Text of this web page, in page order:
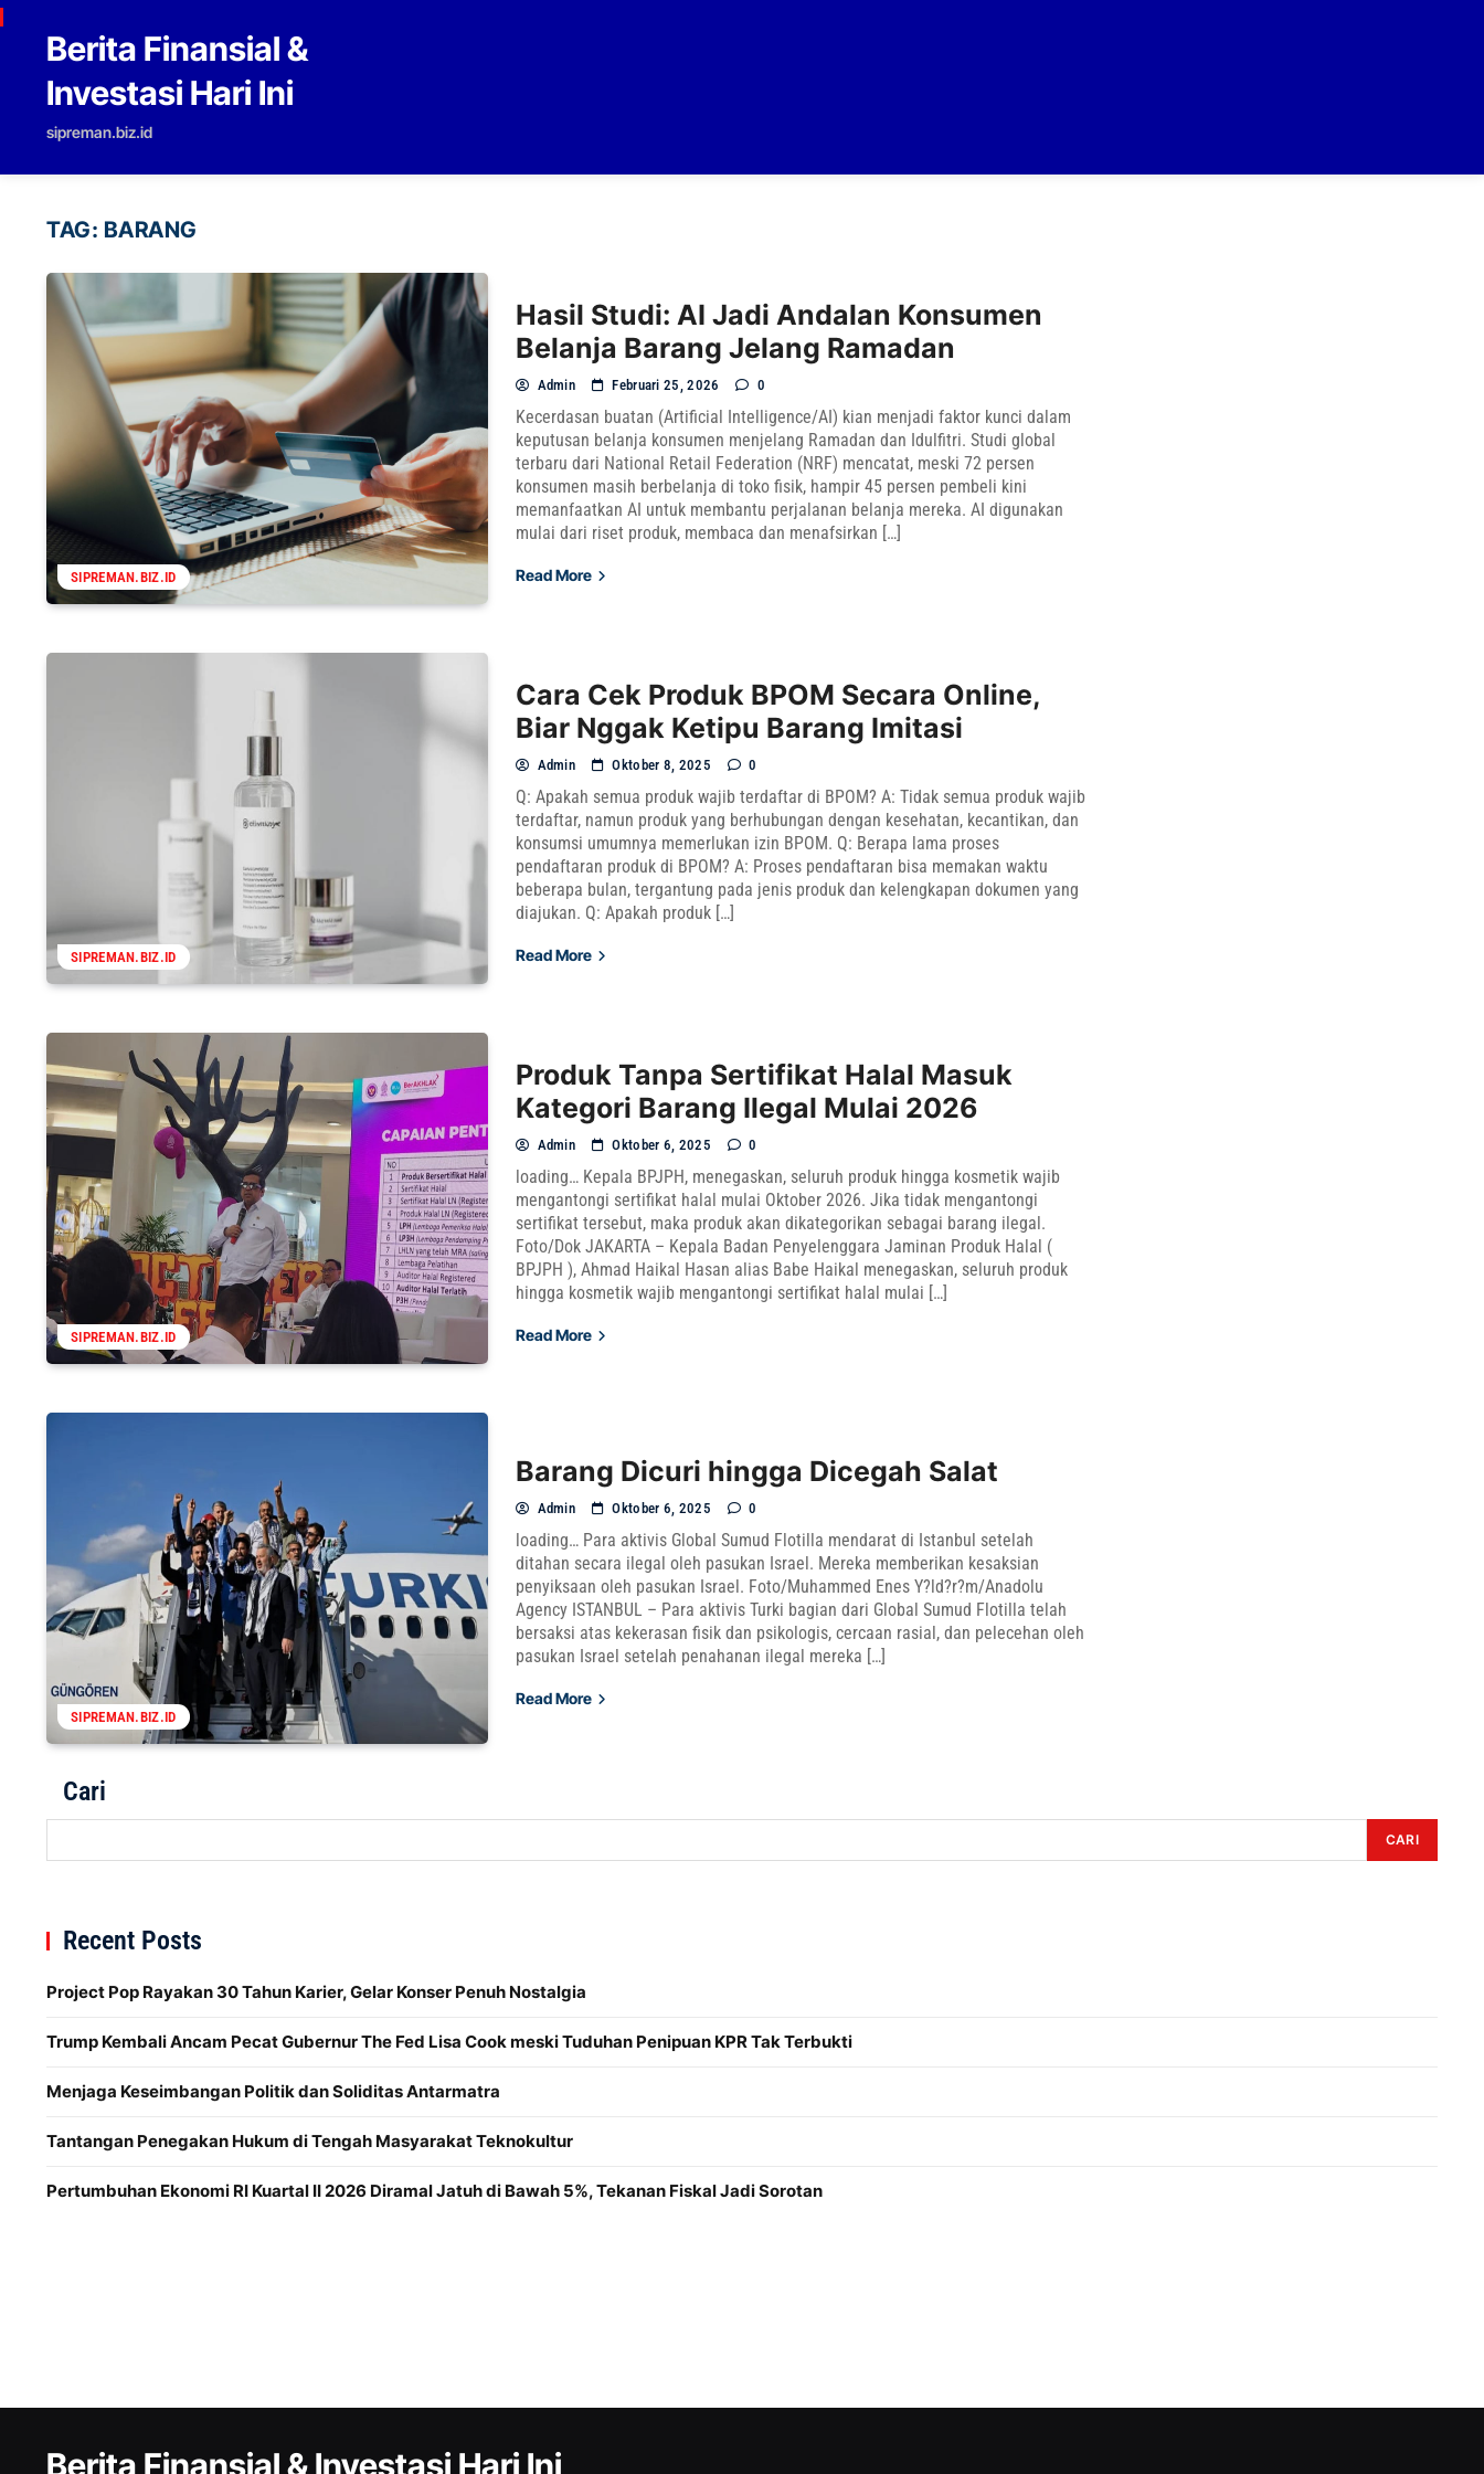
Skip to content
Berita Finansial &
Investasi Hari Ini
sipreman.biz.id
TAG: BARANG
SIPREMAN.BIZ.ID
Hasil Studi: AI Jadi Andalan Konsumen
Belanja Barang Jelang Ramadan
Admin Februari 25, 2026 0
Kecerdasan buatan (Artificial Intelligence/AI) kian menjadi faktor kunci dalam
keputusan belanja konsumen menjelang Ramadan dan Idulfitri. Studi global
terbaru dari National Retail Federation (NRF) mencatat, meski 72 persen
konsumen masih berbelanja di toko fisik, hampir 45 persen pembeli kini
memanfaatkan AI untuk membantu perjalanan belanja mereka. AI digunakan
mulai dari riset produk, membaca dan menafsirkan […]
Read More
SIPREMAN.BIZ.ID
Cara Cek Produk BPOM Secara Online,
Biar Nggak Ketipu Barang Imitasi
Admin Oktober 8, 2025 0
Q: Apakah semua produk wajib terdaftar di BPOM? A: Tidak semua produk wajib
terdaftar, namun produk yang berhubungan dengan kesehatan, kecantikan, dan
konsumsi umumnya memerlukan izin BPOM. Q: Berapa lama proses
pendaftaran produk di BPOM? A: Proses pendaftaran bisa memakan waktu
beberapa bulan, tergantung pada jenis produk dan kelengkapan dokumen yang
diajukan. Q: Apakah produk […]
Read More
SIPREMAN.BIZ.ID
Produk Tanpa Sertifikat Halal Masuk
Kategori Barang Ilegal Mulai 2026
Admin Oktober 6, 2025 0
loading… Kepala BPJPH, menegaskan, seluruh produk hingga kosmetik wajib
mengantongi sertifikat halal mulai Oktober 2026. Jika tidak mengantongi
sertifikat tersebut, maka produk akan dikategorikan sebagai barang ilegal.
Foto/Dok JAKARTA – Kepala Badan Penyelenggara Jaminan Produk Halal (
BPJPH ), Ahmad Haikal Hasan alias Babe Haikal menegaskan, seluruh produk
hingga kosmetik wajib mengantongi sertifikat halal mulai […]
Read More
SIPREMAN.BIZ.ID
Barang Dicuri hingga Dicegah Salat
Admin Oktober 6, 2025 0
loading… Para aktivis Global Sumud Flotilla mendarat di Istanbul setelah
ditahan secara ilegal oleh pasukan Israel. Mereka memberikan kesaksian
penyiksaan oleh pasukan Israel. Foto/Muhammed Enes Y?ld?r?m/Anadolu
Agency ISTANBUL – Para aktivis Turki bagian dari Global Sumud Flotilla telah
bersaksi atas kekerasan fisik dan psikologis, cercaan rasial, dan pelecehan oleh
pasukan Israel setelah penahanan ilegal mereka […]
Read More
Cari
CARI
Recent Posts
Project Pop Rayakan 30 Tahun Karier, Gelar Konser Penuh Nostalgia
Trump Kembali Ancam Pecat Gubernur The Fed Lisa Cook meski Tuduhan Penipuan KPR Tak Terbukti
Menjaga Keseimbangan Politik dan Soliditas Antarmatra
Tantangan Penegakan Hukum di Tengah Masyarakat Teknokultur
Pertumbuhan Ekonomi RI Kuartal II 2026 Diramal Jatuh di Bawah 5%, Tekanan Fiskal Jadi Sorotan
Berita Finansial & Investasi Hari Ini